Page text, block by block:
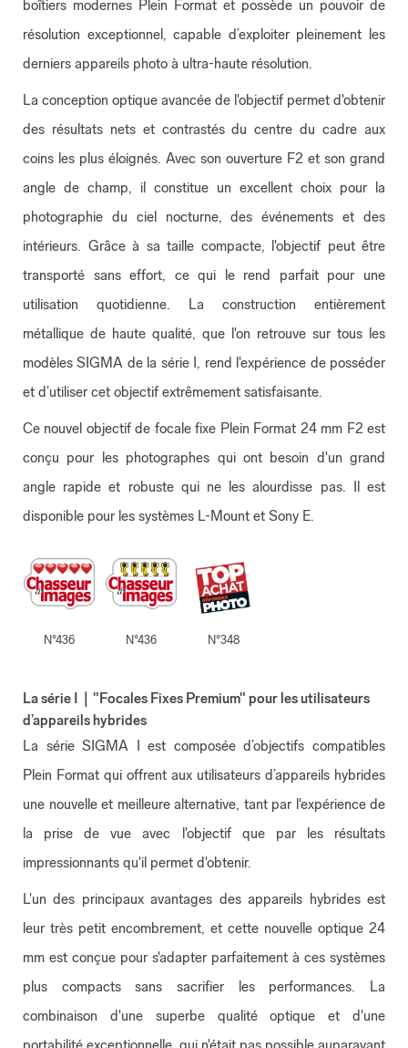
boîtiers modernes Plein Format et possède un pouvoir de
résolution exceptionnel, capable d’exploiter pleinement les
derniers appareils photo à ultra-haute résolution.
La conception optique avancée de l'objectif permet d'obtenir
des résultats nets et contrastés du centre du cadre aux
coins les plus éloignés. Avec son ouverture F2 et son grand
angle de champ, il constitue un excellent choix pour la
photographie du ciel nocturne, des événements et des
intérieurs. Grâce à sa taille compacte, l'objectif peut être
transporté sans effort, ce qui le rend parfait pour une
utilisation quotidienne. La construction entièrement
métallique de haute qualité, que l'on retrouve sur tous les
modèles SIGMA de la série I, rend l'expérience de posséder
et d’utiliser cet objectif extrêmement satisfaisante.
Ce nouvel objectif de focale fixe Plein Format 24 mm F2 est
conçu pour les photographes qui ont besoin d'un grand
angle rapide et robuste qui ne les alourdisse pas. Il est
disponible pour les systèmes L-Mount et Sony E.
N°436 N°436 N°348
La série I｜"Focales Fixes Premium" pour les utilisateurs
d’appareils hybrides
La série SIGMA I est composée d’objectifs compatibles
Plein Format qui offrent aux utilisateurs d’appareils hybrides
une nouvelle et meilleure alternative, tant par l'expérience de
la prise de vue avec l'objectif que par les résultats
impressionnants qu'il permet d'obtenir.
L'un des principaux avantages des appareils hybrides est
leur très petit encombrement, et cette nouvelle optique 24
mm est conçue pour s'adapter parfaitement à ces systèmes
plus compacts sans sacrifier les performances. La
combinaison d'une superbe qualité optique et d'une
portabilité exceptionnelle, qui n'était pas possible auparavant